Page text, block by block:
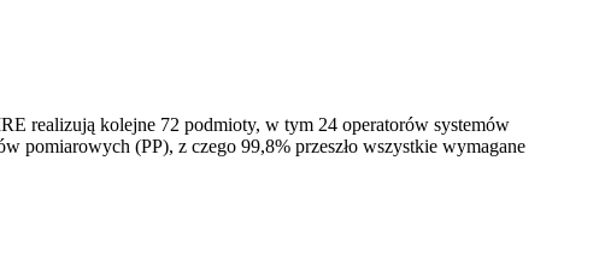
realizują kolejne 72 podmioty, w tym 24 operatorów systemów
pomiarowych (PP), z czego 99,8% przeszło wszystkie wymagane